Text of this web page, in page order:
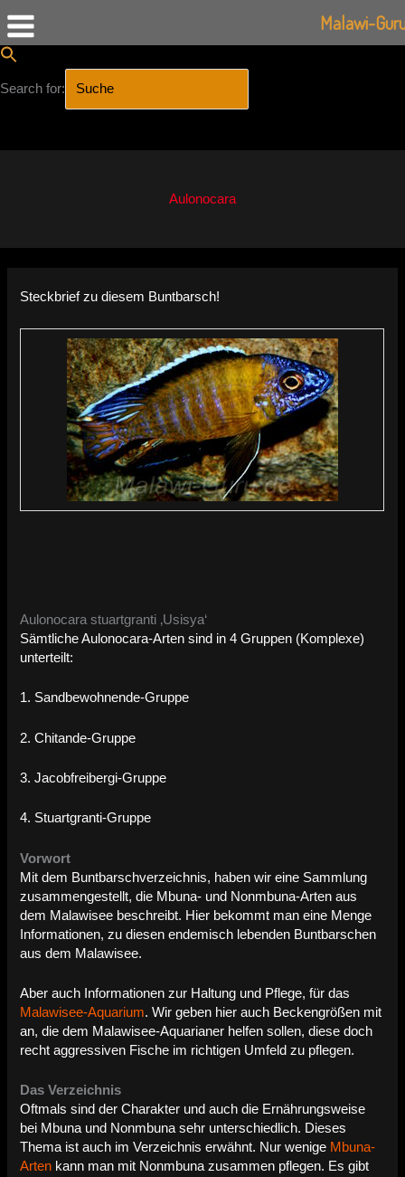
Search for:
Aulonocara
Steckbrief zu diesem Buntbarsch!
Aulonocara stuartgranti ‚Usisya‘
Sämtliche Aulonocara-Arten sind in 4 Gruppen (Komplexe)
unterteilt:
1. Sandbewohnende-Gruppe
2. Chitande-Gruppe
3. Jacobfreibergi-Gruppe
4. Stuartgranti-Gruppe
Vorwort
Mit dem Buntbarschverzeichnis, haben wir eine Sammlung
zusammengestellt, die Mbuna- und Nonmbuna-Arten aus
dem Malawisee beschreibt. Hier bekommt man eine Menge
Informationen, zu diesen endemisch lebenden Buntbarschen
aus dem Malawisee.
Aber auch Informationen zur Haltung und Pflege, für das
Malawisee-Aquarium. Wir geben hier auch Beckengrößen mit
an, die dem Malawisee-Aquarianer helfen sollen, diese doch
recht aggressiven Fische im richtigen Umfeld zu pflegen.
Das Verzeichnis
Oftmals sind der Charakter und auch die Ernährungsweise
bei Mbuna und Nonmbuna sehr unterschiedlich. Dieses
Thema ist auch im Verzeichnis erwähnt. Nur wenige Mbuna-
Arten kann man mit Nonmbuna zusammen pflegen. Es gibt
Malawi-